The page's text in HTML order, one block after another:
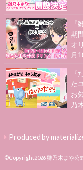
『
期
オ
月
『
た
お
乃
Produced by
©Copyright2026雛乃木まや公